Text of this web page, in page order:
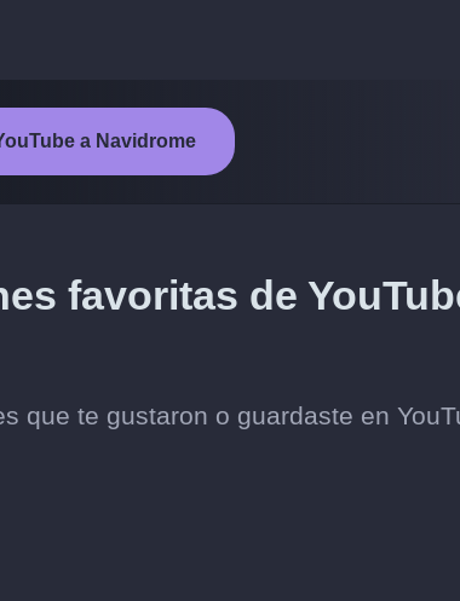
a Navidrome
favoritas de
que te gustaron o guardaste en